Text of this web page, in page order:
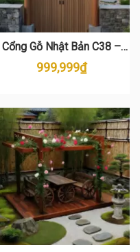
Cổng Gỗ Nhật Bản C38 –
Chất Liệu Gỗ Thông Tự
Nhiên
999,999₫